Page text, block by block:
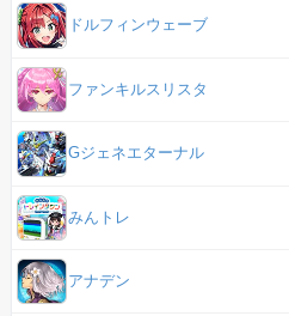
ドルフィンウェーブ
ファンキルスリスタ
Gジェネエターナル
みんトレ
アナデン